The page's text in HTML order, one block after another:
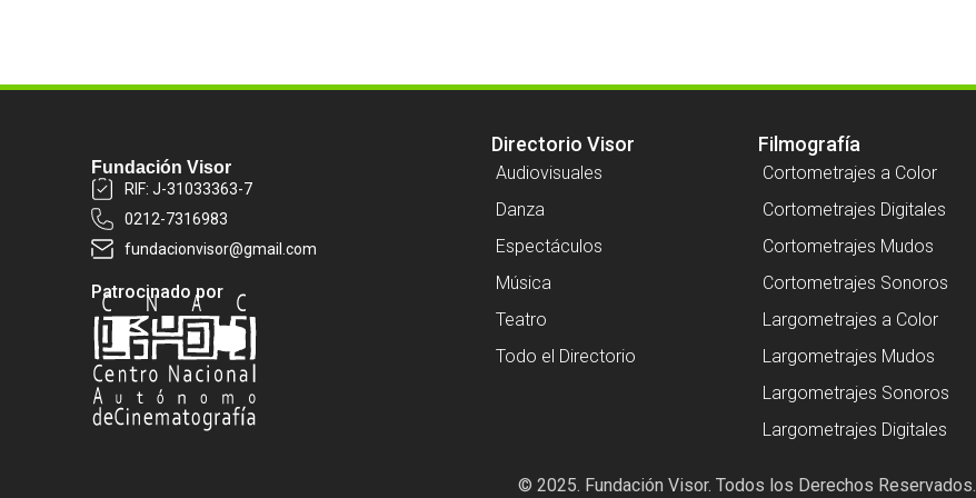
Fundación Visor
RIF: J-31033363-7
0212-7316983
fundacionvisor@gmail.com
Patrocinado por
Directorio Visor
Audiovisuales
Danza
Espectáculos
Música
Teatro
Todo el Directorio
Filmografía
Cortometrajes a Color
Cortometrajes Digitales
Cortometrajes Mudos
Cortometrajes Sonoros
Largometrajes a Color
Largometrajes Mudos
Largometrajes Sonoros
Largometrajes Digitales
© 2025. Fundación Visor. Todos los Derechos Reservados.